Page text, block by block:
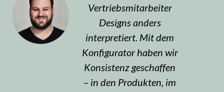
Vertriebsmitarbeiter
Designs anders
interpretiert. Mit dem
Konfigurator haben wir
Konsistenz geschaffen
– in den Produkten, im